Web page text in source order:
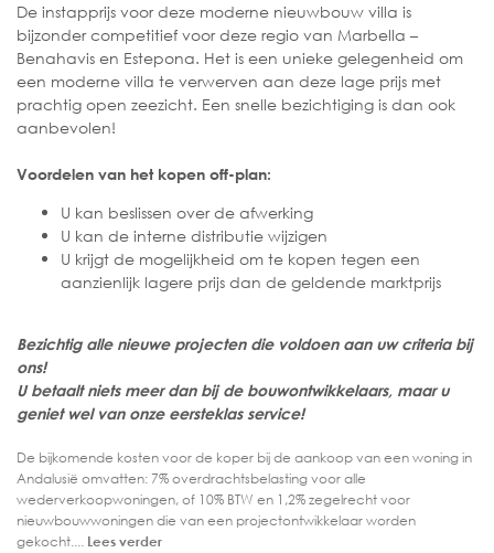
De instapprijs voor deze moderne nieuwbouw villa is
bijzonder competitief voor deze regio van Marbella –
Benahavis en Estepona. Het is een unieke gelegenheid om
een moderne villa te verwerven aan deze lage prijs met
prachtig open zeezicht. Een snelle bezichtiging is dan ook
aanbevolen!
Voordelen van het kopen off-plan:
U kan beslissen over de afwerking
U kan de interne distributie wijzigen
U krijgt de mogelijkheid om te kopen tegen een
aanzienlijk lagere prijs dan de geldende marktprijs
Bezichtig alle nieuwe projecten die voldoen aan uw criteria bij
ons!
U betaalt niets meer dan bij de bouwontwikkelaars, maar u
geniet wel van onze eersteklas service!
De bijkomende kosten voor de koper bij de aankoop van een woning in
Andalusië omvatten: 7% overdrachtsbelasting voor alle
wederverkoopwoningen, of 10% BTW en 1,2% zegelrecht voor
nieuwbouwwoningen die van een projectontwikkelaar worden
gekocht.... Lees verder